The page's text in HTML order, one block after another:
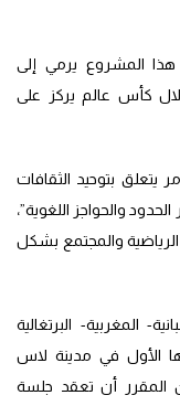
هذا المشروع يرمي إلى
كأس عالم يركز على
يتعلق بتوحيد الثقافات
والحواجز اللغوية”،
والمجتمع بشكل
المغربية- البرتغالية
عقدت اجتماعها الأول في مدينة لاس
المقرر أن تعقد جلسة